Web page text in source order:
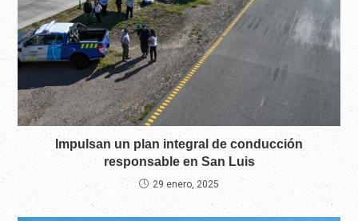
Impulsan un plan integral de conducción
responsable en San Luis
29 enero, 2025